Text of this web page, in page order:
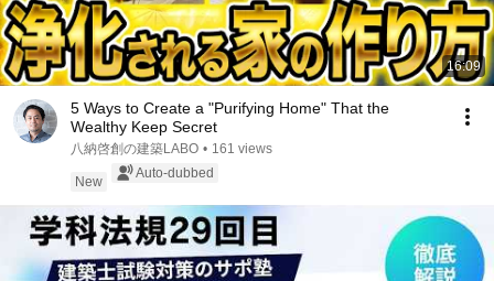
16:09
5 Ways to Create a "Purifying Home" That the
Wealthy Keep Secret
八納啓創の建築LABO • 161 views
New
Auto-dubbed